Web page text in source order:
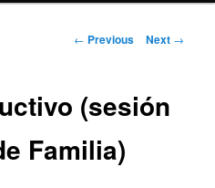
Post navigation
← Previous Next →
(sesión
Familia)